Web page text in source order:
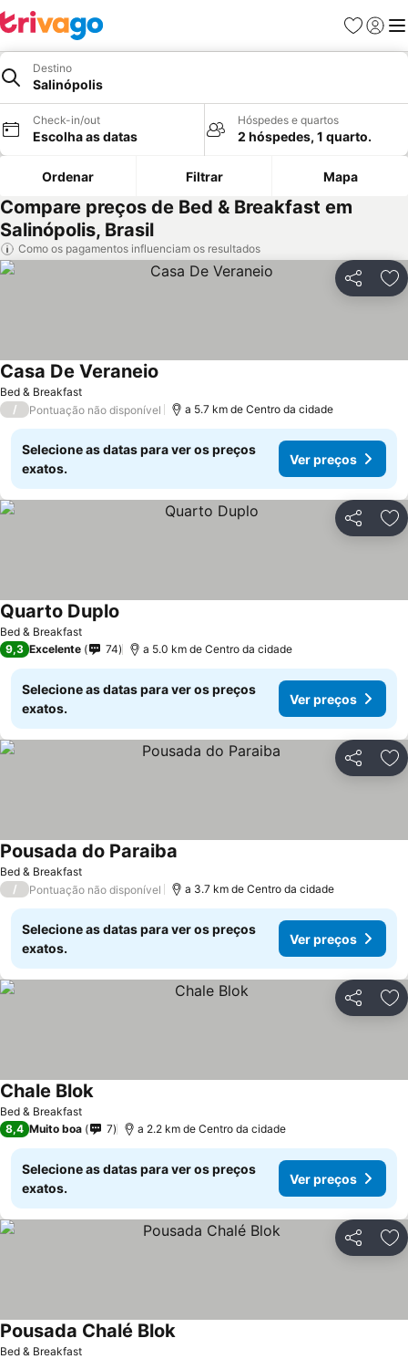
Favoritos
Iniciar
Destino
Salinópolis
Check-in/out
Escolha as datas
Hóspedes e quartos
2 hóspedes, 1 quarto.
Ordenar Filtrar Mapa
Compare preços de Bed & Breakfast em
Salinópolis, Brasil
Como os pagamentos influenciam os resultados
Partilhar
Bed & Breakfast
Casa De Veraneio
/ Pontuação não disponível a 5.7 km de Centro da cidade
Selecione as datas para ver os preços
exatos.
Ver preços
Partilhar
Bed & Breakfast
Quarto Duplo
9,3 Excelente 74 a 5.0 km de Centro da cidade
Selecione as datas para ver os preços
exatos.
Ver preços
Partilhar
Bed & Breakfast
Pousada do Paraiba
/ Pontuação não disponível a 3.7 km de Centro da cidade
Selecione as datas para ver os preços
exatos.
Ver preços
Partilhar
Bed & Breakfast
Chale Blok
8,4 Muito boa 7 a 2.2 km de Centro da cidade
Selecione as datas para ver os preços
exatos.
Ver preços
Partilhar
Bed & Breakfast
Pousada Chalé Blok